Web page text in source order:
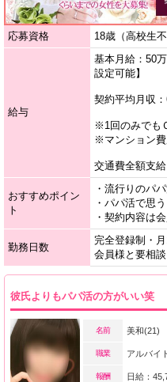
応募資格 18歳（高校生
給与
基本月給：50
設定可能】
契約平均月収
※1回のみでも
※マンション費
交通費全額支
おすすめポイン
ト
・流行りのパ
・パパ活で思
・契約内容は
勤務日数
完全登録制・
会員様と要相談
彼氏よりもパパ活の方がいい笑
名前 美和(21)
職業 アルバイ
報酬 日給：